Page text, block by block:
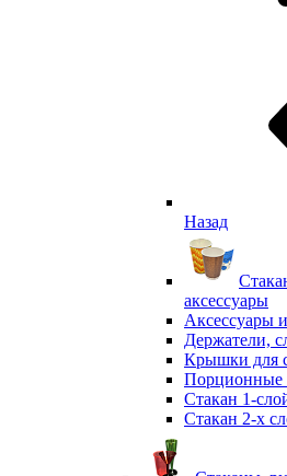
Назад
аксессуары
Аксессуары
Держатели,
Крышки для
Порционные
Стакан 1-
Стакан 2-х